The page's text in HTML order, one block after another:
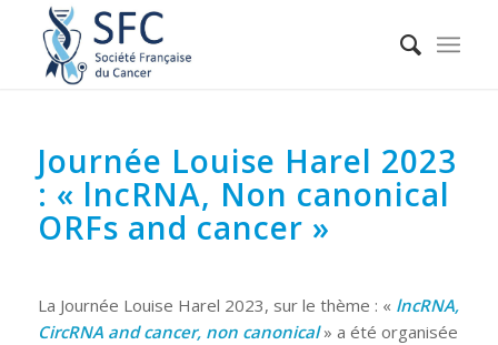
Journée Louise Harel 2023
: « lncRNA, Non canonical
ORFs and cancer »
La Journée Louise Harel 2023, sur le thème : « lncRNA,
CircRNA and cancer, non canonical» a été organisée